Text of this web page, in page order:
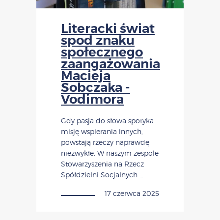
Literacki świat
spod znaku
społecznego
zaangażowania
Macieja
Sobczaka -
Vodimora
Gdy pasja do słowa spotyka
misję wspierania innych,
powstają rzeczy naprawdę
niezwykłe. W naszym zespole
Stowarzyszenia na Rzecz
Spółdzielni Socjalnych …
17 czerwca 2025